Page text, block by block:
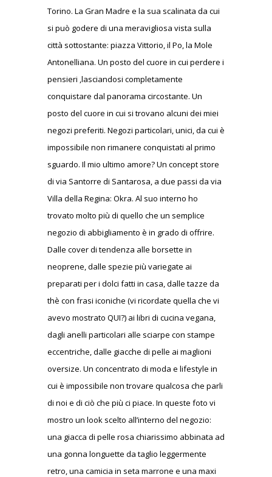
Torino. La Gran Madre e la sua scalinata da cui
si può godere di una meravigliosa vista sulla
città sottostante: piazza Vittorio, il Po, la Mole
Antonelliana. Un posto del cuore in cui perdere i
pensieri ,lasciandosi completamente
conquistare dal panorama circostante. Un
posto del cuore in cui si trovano alcuni dei miei
negozi preferiti. Negozi particolari, unici, da cui è
impossibile non rimanere conquistati al primo
sguardo. Il mio ultimo amore? Un concept store
di via Santorre di Santarosa, a due passi da via
Villa della Regina: Okra. Al suo interno ho
trovato molto più di quello che un semplice
negozio di abbigliamento è in grado di offrire.
Dalle cover di tendenza alle borsette in
neoprene, dalle spezie più variegate ai
preparati per i dolci fatti in casa, dalle tazze da
thè con frasi iconiche (vi ricordate quella che vi
avevo mostrato QUI?) ai libri di cucina vegana,
dagli anelli particolari alle sciarpe con stampe
eccentriche, dalle giacche di pelle ai maglioni
oversize. Un concentrato di moda e lifestyle in
cui è impossibile non trovare qualcosa che parli
di noi e di ciò che più ci piace. In queste foto vi
mostro un look scelto all’interno del negozio:
una giacca di pelle rosa chiarissimo abbinata ad
una gonna longuette da taglio leggermente
retro, una camicia in seta marrone e una maxi